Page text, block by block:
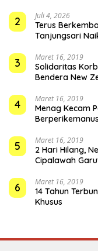
2 Juli 4, 2026
Terus
Tanjungsari
3 Maret 16, 2019
Solidaritas
Bendera New
4 Maret 16, 2019
Menag Kecam
5 Maret 16, 2019
2 Hari Hilang,
Cipalawah
6 Maret 16, 2019
14 Tahun
Khusus